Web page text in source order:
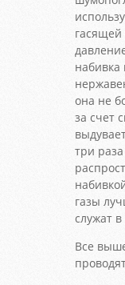
она не
за счет
три
газы
служат
Все